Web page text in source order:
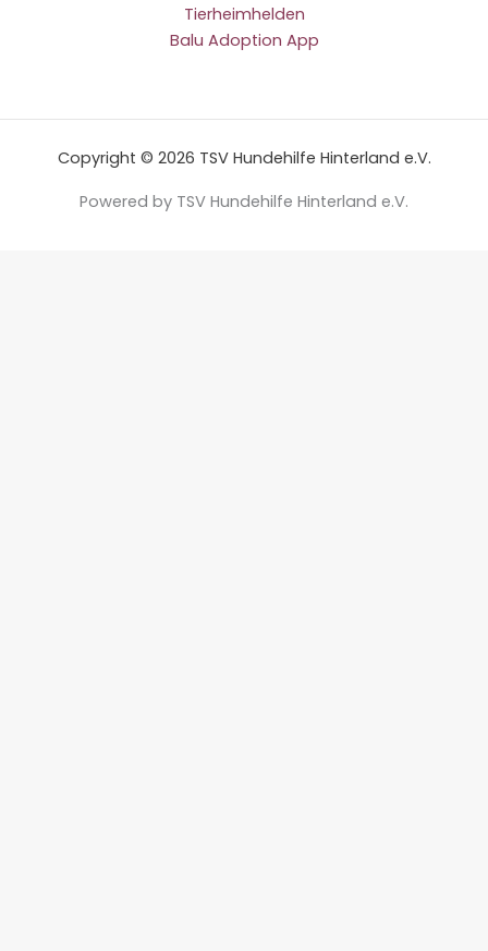
Tierheimhelden
Balu Adoption App
Copyright © 2026 TSV Hundehilfe Hinterland e.V.
Powered by TSV Hundehilfe Hinterland e.V.